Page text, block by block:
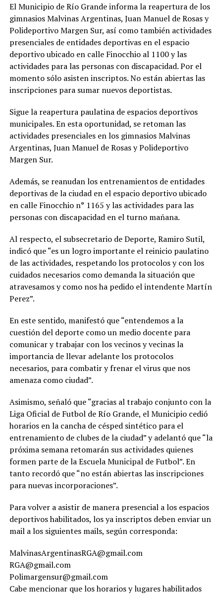
El Municipio de Río Grande informa la reapertura de los
gimnasios Malvinas Argentinas, Juan Manuel de Rosas y
Polideportivo Margen Sur, así como también actividades
presenciales de entidades deportivas en el espacio
deportivo ubicado en calle Finocchio al 1100 y las
actividades para las personas con discapacidad. Por el
momento sólo asisten inscriptos. No están abiertas las
inscripciones para sumar nuevos deportistas.
Sigue la reapertura paulatina de espacios deportivos
municipales. En esta oportunidad, se retoman las
actividades presenciales en los gimnasios Malvinas
Argentinas, Juan Manuel de Rosas y Polideportivo
Margen Sur.
Además, se reanudan los entrenamientos de entidades
deportivas de la ciudad en el espacio deportivo ubicado
en calle Finocchio n° 1165 y las actividades para las
personas con discapacidad en el turno mañana.
Al respecto, el subsecretario de Deporte, Ramiro Sutil,
indicó que “es un logro importante el reinicio paulatino
de las actividades, respetando los protocolos y con los
cuidados necesarios como demanda la situación que
atravesamos y como nos ha pedido el intendente Martín
Perez”.
En este sentido, manifestó que “entendemos a la
cuestión del deporte como un medio docente para
comunicar y trabajar con los vecinos y vecinas la
importancia de llevar adelante los protocolos
necesarios, para combatir y frenar el virus que nos
amenaza como ciudad”.
Asimismo, señaló que “gracias al trabajo conjunto con la
Liga Oficial de Futbol de Río Grande, el Municipio cedió
horarios en la cancha de césped sintético para el
entrenamiento de clubes de la ciudad” y adelantó que “la
próxima semana retomarán sus actividades quienes
formen parte de la Escuela Municipal de Futbol”. En
tanto recordó que “no están abiertas las inscripciones
para nuevas incorporaciones”.
Para volver a asistir de manera presencial a los espacios
deportivos habilitados, los ya inscriptos deben enviar un
mail a los siguientes mails, según corresponda:
MalvinasArgentinasRGA@gmail.com
RGA@gmail.com
Polimargensur@gmail.com
Cabe mencionar que los horarios y lugares habilitados